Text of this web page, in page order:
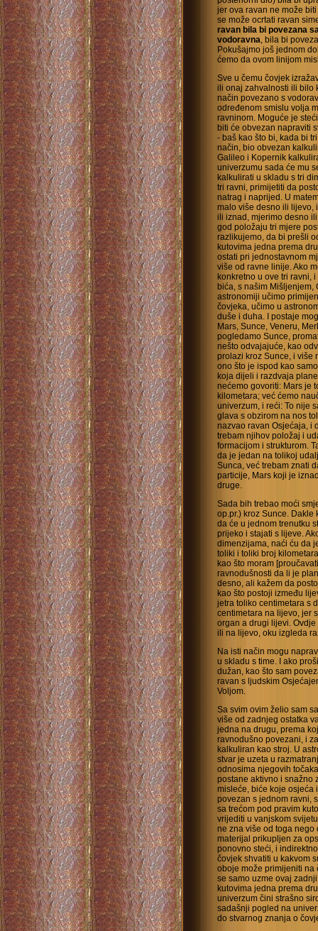
jer ova ravan ne može
se može ocrtati ravan
ravan bila bi povezana
vodoravna, bila bi
Pokušajmo još jednom
ćemo da ovom linijom
Sve u čemu čovjek
ili onaj zahvalnosti ili bilo
način povezano s
određenom smislu volja
ravninom. Moguće je
biti će obvezan napraviti
- baš kao što bi, kada bi
način, bio obvezan
Galileo i Kopernik
univerzumu sada će mu
kalkulirati u skladu s tri
tri ravni, primijetiti da
natrag i naprijed. U
malo više desno ili lijevo,
ili iznad, mjerimo desno
god položaju tri mjere
razlikujemo, da bi prešli
kutovima jedna prema
ostati pri jednostavnom
više od ravne linije. Ako
konkretno u ove tri ravni,
bića, s našim Mišljenjem,
astronomiji učimo
čovjeka, učimo u
duše i duha. I postaje
Mars, Sunce, Veneru,
pogledamo Sunce,
nešto odvajajuće, kao
prolazi kroz Sunce, i više
ono što je ispod kao
koja dijeli i razdvaja
nećemo govoriti: Mars je
kilometara; već ćemo
univerzum, i reći: To nije
glava s obzirom na nos
nazvao ravan Osjećaja, i
trebam njihov položaj i
formacijom i strukturom.
da je jedan na tolikoj
Sunca, već trebam znati
particije, Mars koji je
druge.
Sada bih trebao moći
op.pr.) kroz Sunce. Dakle
da će u jednom trenutku
prijeko i stajati s lijeve.
dimenzijama, naći ću da
toliki i toliki broj
kao što moram
ravnodušnosti da li je
desno, ali kažem da
kao što postoji između
jetra toliko centimetara s
centimetara na lijevo, jer
organ a drugi lijevi.
ili na lijevo, oku izgleda
Na isti način mogu
u skladu s time. I ako
dužan, kao što sam
ravan s ljudskim
Voljom.
Sa svim ovim želio sam
više od zadnjeg ostatka
jedna na drugu, prema
ravnodušno povezani, i
kalkuliran kao stroj. U
stvar je uzeta u
odnosima njegovih
postane aktivno i snažno
misleće, biće koje osjeća
povezan s jednom ravni,
sa trećom pod pravim
vrijediti u vanjskom
ne zna više od toga nego
materijal prikupljen za
ponovno steći, i
čovjek shvatiti u kakvom
oboje može primijeniti na
se samo uzme ovaj
kutovima jedna prema
univerzum čini strašno
sadašnji pogled na
do stvarnog znanja o